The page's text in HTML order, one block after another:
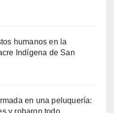
humanos en la
Indígena de San
en una peluquería:
y robaron todo